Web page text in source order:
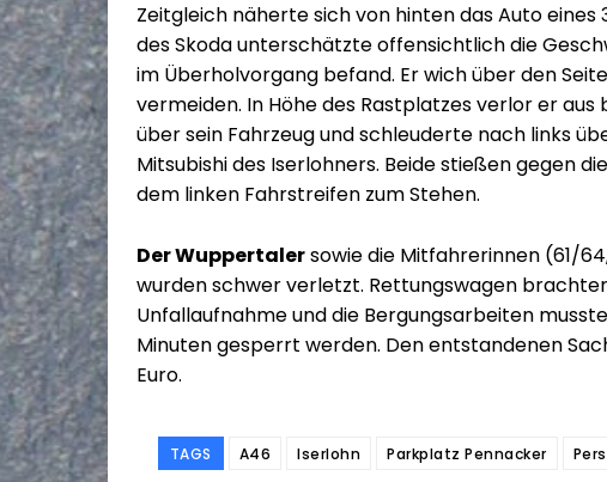
Zeitgleich näherte sich von hinten das Auto eines
des Skoda unterschätzte offensichtlich die
im Überholvorgang befand. Er wich über den
vermeiden. In Höhe des Rastplatzes verlor er
über sein Fahrzeug und schleuderte nach links
Mitsubishi des Iserlohners. Beide stießen gegen
dem linken Fahrstreifen zum Stehen.
Der Wuppertalersowie die Mitfahrerinnen (61/
wurden schwer verletzt. Rettungswagen
Unfallaufnahme und die Bergungsarbeiten
Minuten gesperrt werden. Den entstandenen
Euro.
TAGS A46 Iserlohn Parkplatz Pennacker